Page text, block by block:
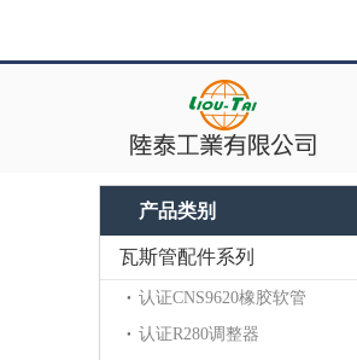
产品类别
瓦斯管配件系列
认证CNS9620橡胶软管
认证R280调整器